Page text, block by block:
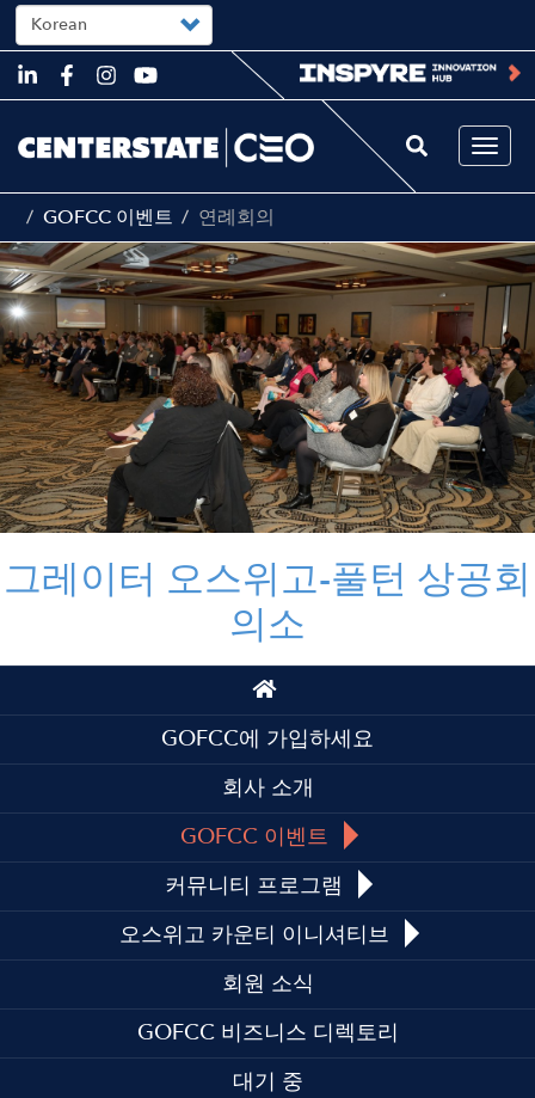
Skip
to
content
Select
your
language
GOFCC 이벤트 연례회의
Image
그레이터 오스위고-풀턴 상공회
의소
Top
Top
GOFCC에 가입하세요
회사 소개
GOFCC 이벤트
커뮤니티 프로그램
오스위고 카운티 이니셔티브
회원 소식
GOFCC 비즈니스 디렉토리
대기 중